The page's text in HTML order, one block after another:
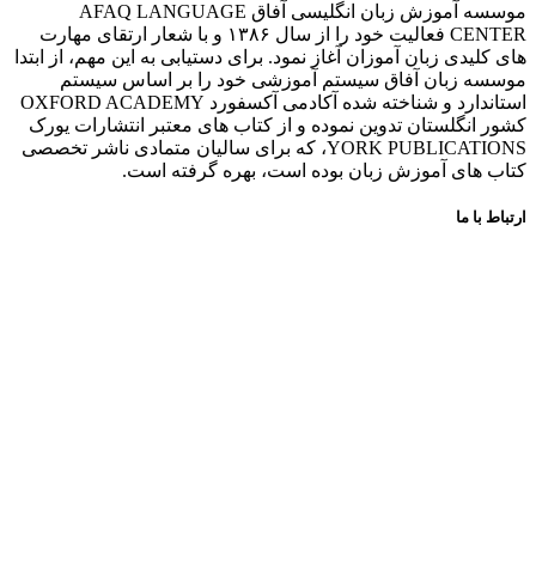
موسسه آموزش زبان انگلیسی آفاق AFAQ LANGUAGE
CENTER فعالیت خود را از سال ۱۳۸۶ و با شعار ارتقای مهارت
های کلیدی زبان آموزان آغاز نمود. برای دستیابی به این مهم، از ابتدا
موسسه زبان آفاق سیستم آموزشی خود را بر اساس سیستم
استاندارد و شناخته شده آکادمی آکسفورد OXFORD ACADEMY
کشور انگلستان تدوین نموده و از کتاب های معتبر انتشارات یورک
YORK PUBLICATIONS، که برای سالیان متمادی ناشر تخصصی
کتاب های آموزش زبان بوده است، بهره گرفته است.
ارتباط با ما